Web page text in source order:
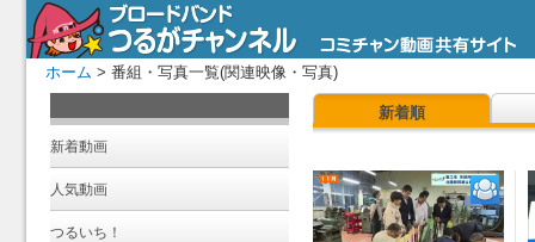
ホーム > 番組・写真一覧(関連映像・写真)
新着動画
人気動画
つるいち！
新着順